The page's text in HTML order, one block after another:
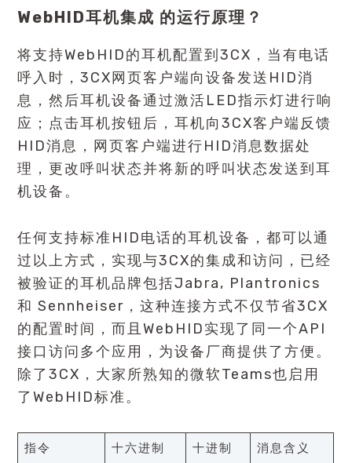
WebHID耳机集成 的运行原理？
将支持WebHID的耳机配置到3CX，当有电话
呼入时，3CX网页客户端向设备发送HID消
息，然后耳机设备通过激活LED指示灯进行响
应；点击耳机按钮后，耳机向3CX客户端反馈
HID消息，网页客户端进行HID消息数据处
理，更改呼叫状态并将新的呼叫状态发送到耳
机设备。
任何支持标准HID电话的耳机设备，都可以通
过以上方式，实现与3CX的集成和访问，已经
被验证的耳机品牌包括Jabra, Plantronics
和 Sennheiser，这种连接方式不仅节省3CX
的配置时间，而且WebHID实现了同一个API
接口访问多个应用，为设备厂商提供了方便。
除了3CX，大家所熟知的微软Teams也启用
了WebHID标准。
指令 十六进制 十进制 消息含义